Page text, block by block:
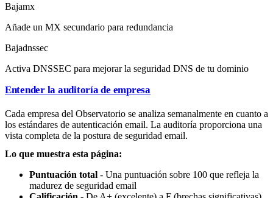
Bajamx
Añade un MX secundario para redundancia
Bajadnssec
Activa DNSSEC para mejorar la seguridad DNS de tu dominio
Entender la auditoría de empresa
Cada empresa del Observatorio se analiza semanalmente en cuanto a
los estándares de autenticación email. La auditoría proporciona una
vista completa de la postura de seguridad email.
Lo que muestra esta página:
Puntuación total - Una puntuación sobre 100 que refleja la
madurez de seguridad email